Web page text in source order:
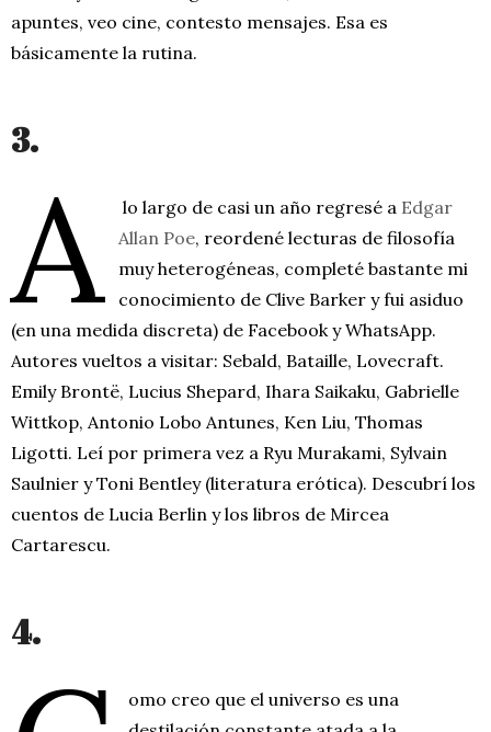
apuntes, veo cine, contesto mensajes. Esa es
básicamente la rutina.
3.
A lo largo de casi un año regresé a Edgar
Allan Poe, reordené lecturas de filosofía
muy heterogéneas, completé bastante mi
conocimiento de Clive Barker y fui asiduo
(en una medida discreta) de Facebook y WhatsApp.
Autores vueltos a visitar: Sebald, Bataille, Lovecraft.
Emily Brontë, Lucius Shepard, Ihara Saikaku, Gabrielle
Wittkop, Antonio Lobo Antunes, Ken Liu, Thomas
Ligotti. Leí por primera vez a Ryu Murakami, Sylvain
Saulnier y Toni Bentley (literatura erótica). Descubrí los
cuentos de Lucia Berlin y los libros de Mircea
Cartarescu.
4.
omo creo que el universo es una